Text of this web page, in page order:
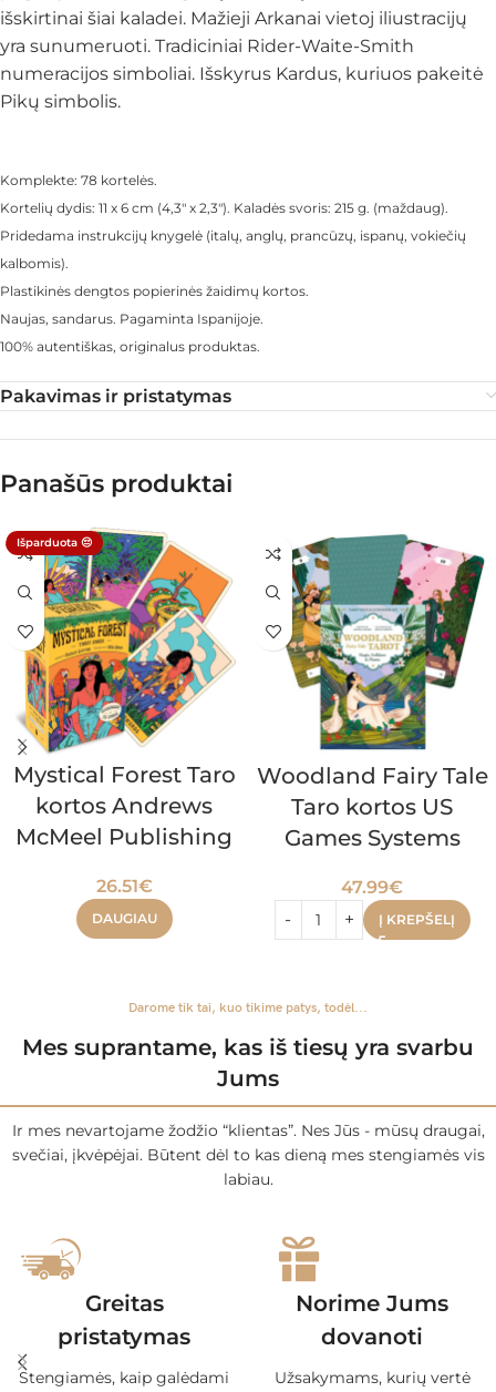
išskirtinai šiai kaladei. Mažieji Arkanai vietoj iliustracijų
yra sunumeruoti. Tradiciniai Rider-Waite-Smith
numeracijos simboliai. Išskyrus Kardus, kuriuos pakeitė
Pikų simbolis.
Komplekte: 78 kortelės.
Kortelių dydis: 11 x 6 cm (4,3″ x 2,3″). Kaladės svoris: 215 g. (maždaug).
Pridedama instrukcijų knygelė (italų, anglų, prancūzų, ispanų, vokiečių
kalbomis).
Plastikinės dengtos popierinės žaidimų kortos.
Naujas, sandarus. Pagaminta Ispanijoje.
100% autentiškas, originalus produktas.
Pakavimas ir pristatymas
Panašūs produktai
Išparduota 😔
Mystical Forest Taro
kortos Andrews
McMeel Publishing
26.51€
DAUGIAU
Woodland Fairy Tale
Taro kortos US
Games Systems
47.99€
Į KREPŠELĮ
Darome tik tai, kuo tikime patys, todėl...
Mes suprantame, kas iš tiesų yra svarbu
Jums
Ir mes nevartojame žodžio “klientas”. Nes Jūs - mūsų draugai,
svečiai, įkvėpėjai. Būtent dėl to kas dieną mes stengiamės vis
labiau.
Greitas
pristatymas
Stengiamės, kaip galėdami
Norime Jums
dovanoti
Užsakymams, kurių vertė